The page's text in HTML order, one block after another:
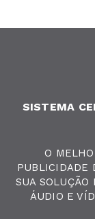
SISTEMA
O
PUBLICIDADE
SUA SOLUÇÃO
ÁUDIO E